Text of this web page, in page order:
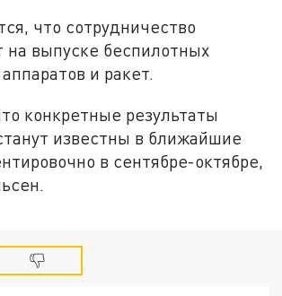
что сотрудничество
на выпуске беспилотных
и ракет.
конкретные результаты
известны в ближайшие
в сентябре-октябре,